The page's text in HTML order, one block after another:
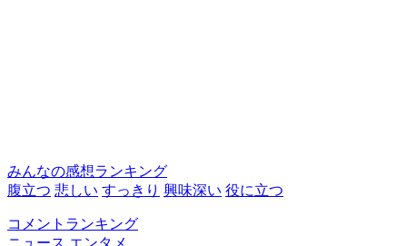
みんなの感想ランキング
腹立つ 悲しい すっきり 興味深い 役に立つ
コメントランキング
ニュース エンタメ